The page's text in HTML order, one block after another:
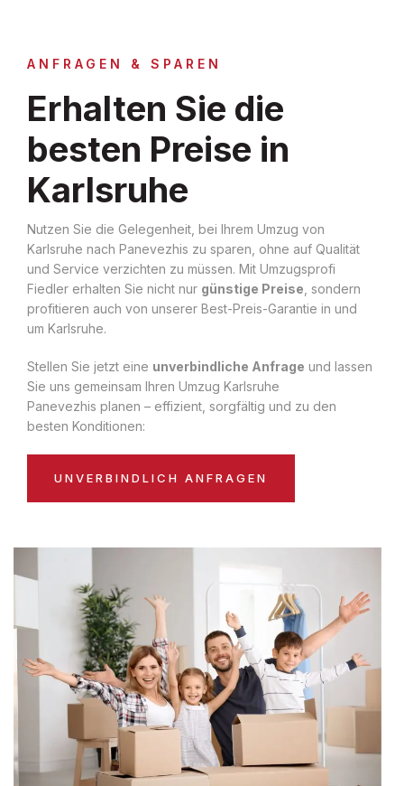
ANFRAGEN & SPAREN
Erhalten Sie die
besten Preise in
Karlsruhe
Nutzen Sie die Gelegenheit, bei Ihrem Umzug von
Karlsruhe nach Panevezhis zu sparen, ohne auf Qualität
und Service verzichten zu müssen. Mit Umzugsprofi
Fiedler erhalten Sie nicht nur günstige Preise , sondern
profitieren auch von unserer Best-Preis-Garantie in und
um Karlsruhe.
Stellen Sie jetzt eine unverbindliche Anfrage und lassen
Sie uns gemeinsam Ihren Umzug Karlsruhe
Panevezhis planen – effizient, sorgfältig und zu den
besten Konditionen:
UNVERBINDLICH ANFRAGEN